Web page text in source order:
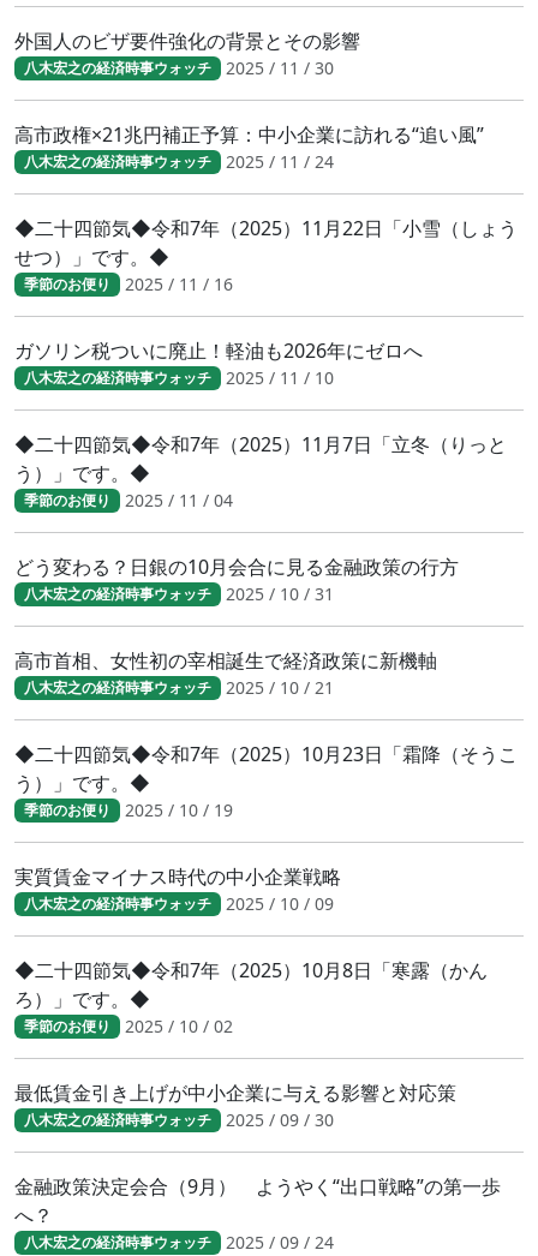
外国人のビザ要件強化の背景とその影響
八木宏之の経済時事ウォッチ 2025 / 11 / 30
高市政権×21兆円補正予算：中小企業に訪れる“追い風”
八木宏之の経済時事ウォッチ 2025 / 11 / 24
◆二十四節気◆令和7年（2025）11月22日「小雪（しょう
せつ）」です。◆
季節のお便り 2025 / 11 / 16
ガソリン税ついに廃止！軽油も2026年にゼロへ
八木宏之の経済時事ウォッチ 2025 / 11 / 10
◆二十四節気◆令和7年（2025）11月7日「立冬（りっと
う）」です。◆
季節のお便り 2025 / 11 / 04
どう変わる？日銀の10月会合に見る金融政策の行方
八木宏之の経済時事ウォッチ 2025 / 10 / 31
高市首相、女性初の宰相誕生で経済政策に新機軸
八木宏之の経済時事ウォッチ 2025 / 10 / 21
◆二十四節気◆令和7年（2025）10月23日「霜降（そうこ
う）」です。◆
季節のお便り 2025 / 10 / 19
実質賃金マイナス時代の中小企業戦略
八木宏之の経済時事ウォッチ 2025 / 10 / 09
◆二十四節気◆令和7年（2025）10月8日「寒露（かん
ろ）」です。◆
季節のお便り 2025 / 10 / 02
最低賃金引き上げが中小企業に与える影響と対応策
八木宏之の経済時事ウォッチ 2025 / 09 / 30
金融政策決定会合（9月） ようやく“出口戦略”の第一歩
へ？
八木宏之の経済時事ウォッチ 2025 / 09 / 24